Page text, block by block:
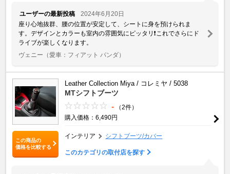
ユーザーの最新投稿
2024年6月20日
座り心地抜群、腰の位置が安定して、シートに身を預けられま
す。デザインとカラーも室内の雰囲気にピッタリ❗️これでさらにド
ライブが楽しくなります。
ヴェニー （愛車：フィアット パンダ）
この商品の
価格を比較する
Leather Collection Miya / コレミヤ / 5038
MTシフトブーツ
-
（2件）
購入価格：6,490円
インテリア シフトブーツ/カバー
このカテゴリの取付店を探す